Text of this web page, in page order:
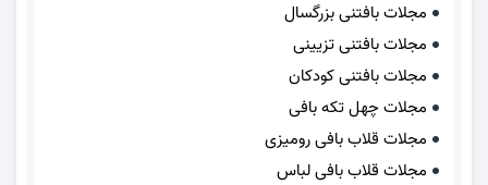
مجلات بافتنی بزرگسال
مجلات بافتنی تزیینی
مجلات بافتنی کودکان
مجلات چهل تکه بافی
مجلات قلاب بافی رومیزی
مجلات قلاب بافی لباس